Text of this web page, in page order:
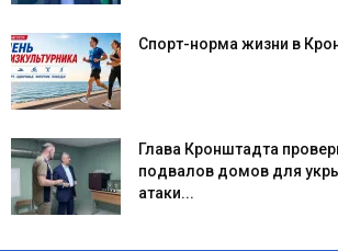
Спорт-норма жизни в
Глава Кронштадта
подвалов домов для
атаки...